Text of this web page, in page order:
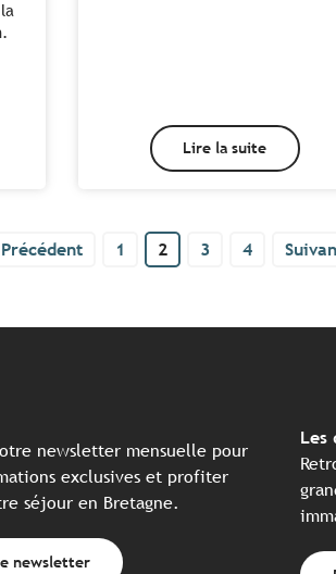
Lire la suite
1 2 3 4
newsletter mensuelle pour
exclusives et profiter
séjour en Bretagne.
newsletter
Les